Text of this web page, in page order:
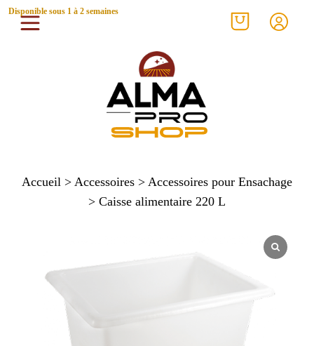
Accueil > Accessoires > Accessoires pour Ensachage
> Caisse alimentaire 220 L
Disponible sous 1 à 2 semaines